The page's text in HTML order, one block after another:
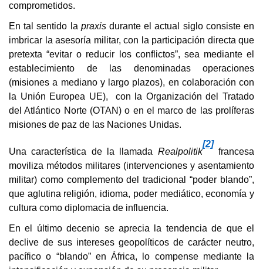
comprometidos.
En tal sentido la praxisdurante el actual siglo consiste en
imbricar la asesoría militar, con la participación directa que
pretexta “evitar o reducir los conflictos”, sea mediante el
establecimiento de las denominadas operaciones
(misiones a mediano y largo plazos), en colaboración con
la Unión Europea UE), con la Organización del Tratado
del Atlántico Norte (OTAN) o en el marco de las prolíferas
misiones de paz de las Naciones Unidas.
Una característica de la llamada Realpolitik
[2]
francesa
moviliza métodos militares (intervenciones y asentamiento
militar) como complemento del tradicional “poder blando”,
que aglutina religión, idioma, poder mediático, economía y
cultura como diplomacia de influencia.
En el último decenio se aprecia la tendencia de que el
declive de sus intereses geopolíticos de carácter neutro,
pacífico o “blando” en África, lo compense mediante la